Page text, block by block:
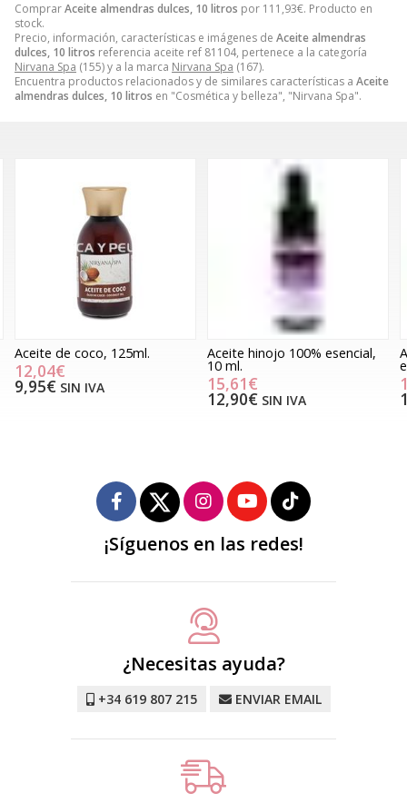
ComprarAceite almendras dulces, 10 litros por 111,93€. Producto en
stock.
Precio, información, características e imágenes de Aceite almendras
dulces, 10 litros referencia aceite ref 81104, pertenece a la categoría
Nirvana Spa (155) y a la marca Nirvana Spa (167).
Encuentra productos relacionados y de similares características a Aceite
almendras dulces, 10 litros en "Cosmética y belleza", "Nirvana Spa".
Aceite de coco, 125ml.
12,04€
9,95€ SIN IVA
Aceite hinojo 100% esencial,
10 ml.
15,61€
12,90€ SIN IVA
¡Síguenos en las redes!
¿Necesitas ayuda?
+34 619 807 215 ENVIAR EMAIL